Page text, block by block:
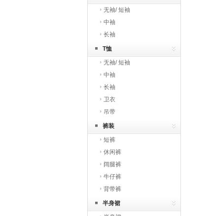
无袖/ 短袖
中袖
长袖
T恤
无袖/ 短袖
中袖
长袖
卫衣
吊带
裤装
短裤
休闲裤
阔腿裤
牛仔裤
背带裤
半身裙